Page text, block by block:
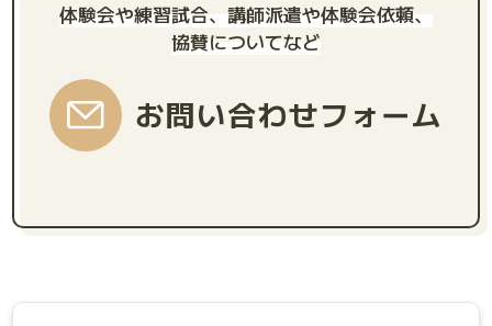
体験会や練習試合、講師派遣や体験会依頼、
協賛についてなど
お問い合わせフォーム